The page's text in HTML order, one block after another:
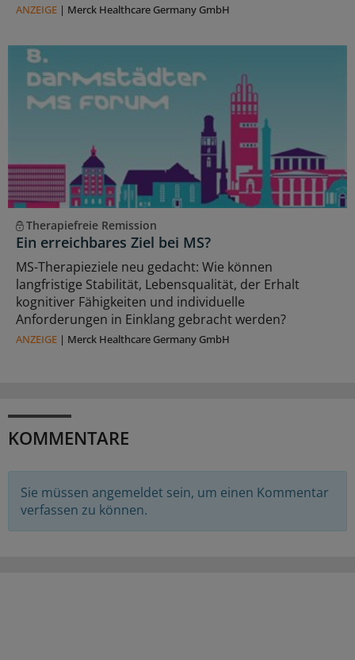
ANZEIGE | Merck Healthcare Germany GmbH
Therapiefreie Remission
Ein erreichbares Ziel bei MS?
MS-Therapieziele neu gedacht: Wie können
langfristige Stabilität, Lebensqualität, der Erhalt
kognitiver Fähigkeiten und individuelle
Anforderungen in Einklang gebracht werden?
ANZEIGE | Merck Healthcare Germany GmbH
KOMMENTARE
Sie müssen angemeldet sein, um einen Kommentar
verfassen zu können.